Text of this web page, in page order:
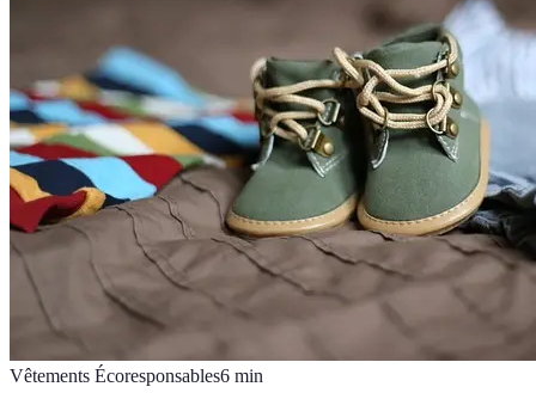
Vêtements Écoresponsables6 min